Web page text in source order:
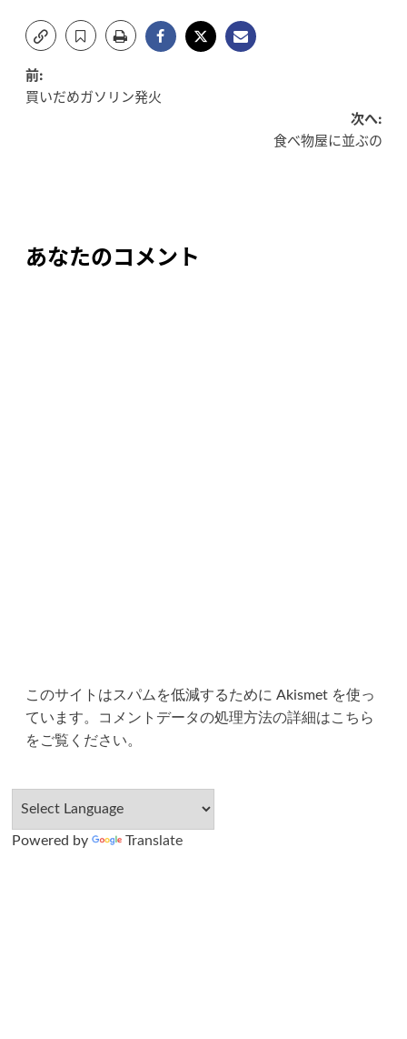
投
ー
前:
買いだめガソリン発火
次へ:
食べ物屋に並ぶの
あなたのコメント
このサイトはスパムを低減するために Akismet を使っ
ています。
コメントデータの処理方法の詳細はこちら
をご覧ください。
Powered by Translate